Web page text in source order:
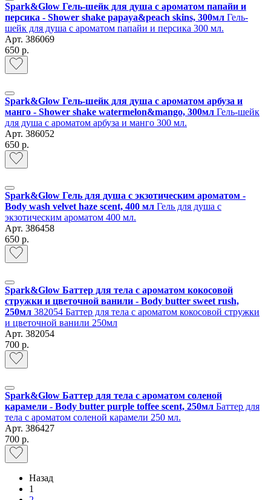
Spark&Glow Гель-шейк для душа с ароматом папайи и
персика - Shower shake papaya&peach skins, 300мл Гель-
шейк для душа с ароматом папайи и персика 300 мл.
Арт. 386069
650 р.
Spark&Glow Гель-шейк для душа с ароматом арбуза и
манго - Shower shake watermelon&mango, 300мл Гель-шейк
для душа с ароматом арбуза и манго 300 мл.
Арт. 386052
650 р.
Spark&Glow Гель для душа с экзотическим ароматом -
Body wash velvet haze scent, 400 мл Гель для душа с
экзотическим ароматом 400 мл.
Арт. 386458
650 р.
Spark&Glow Баттер для тела с ароматом кокосовой
стружки и цветочной ванили - Body butter sweet rush,
250мл 382054 Баттер для тела с ароматом кокосовой стружки
и цветочной ванили 250мл
Арт. 382054
700 р.
Spark&Glow Баттер для тела с ароматом соленой
карамели - Body butter purple toffee scent, 250мл Баттер для
тела с ароматом соленой карамели 250 мл.
Арт. 386427
700 р.
Назад
1